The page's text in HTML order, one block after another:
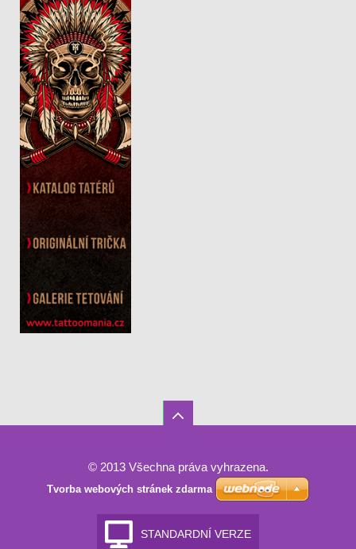
© 2013 Všechna práva vyhrazena.
Tvorba webových stránek zdarma
STANDARDNÍ VERZE